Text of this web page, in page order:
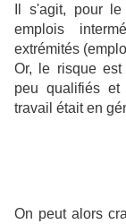
Il s'agit, pour
emplois
extrémités
Or, le risque
peu qualifiés
travail était en
On peut alors